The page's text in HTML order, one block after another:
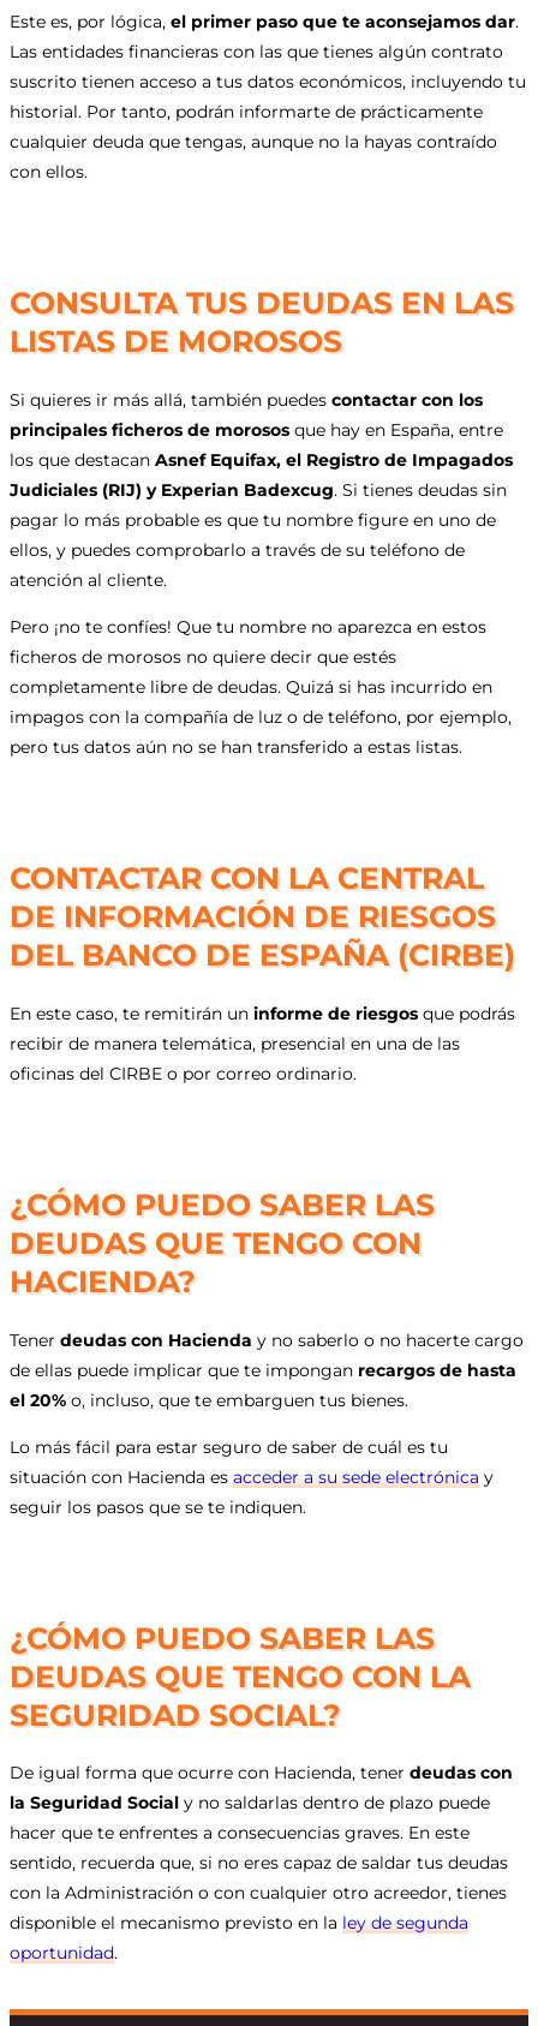
Este es, por lógica, el primer paso que te aconsejamos dar.
Las entidades financieras con las que tienes algún contrato
suscrito tienen acceso a tus datos económicos, incluyendo tu
historial. Por tanto, podrán informarte de prácticamente
cualquier deuda que tengas, aunque no la hayas contraído
con ellos.
CONSULTA TUS DEUDAS EN LAS
LISTAS DE MOROSOS
Si quieres ir más allá, también puedes contactar con los
principales ficheros de morosos que hay en España, entre
los que destacan Asnef Equifax, el Registro de Impagados
Judiciales (RIJ) y Experian Badexcug. Si tienes deudas sin
pagar lo más probable es que tu nombre figure en uno de
ellos, y puedes comprobarlo a través de su teléfono de
atención al cliente.
Pero ¡no te confíes! Que tu nombre no aparezca en estos
ficheros de morosos no quiere decir que estés
completamente libre de deudas. Quizá si has incurrido en
impagos con la compañía de luz o de teléfono, por ejemplo,
pero tus datos aún no se han transferido a estas listas.
CONTACTAR CON LA CENTRAL
DE INFORMACIÓN DE RIESGOS
DEL BANCO DE ESPAÑA (CIRBE)
En este caso, te remitirán un informe de riesgos que podrás
recibir de manera telemática, presencial en una de las
oficinas del CIRBE o por correo ordinario.
¿CÓMO PUEDO SABER LAS
DEUDAS QUE TENGO CON
HACIENDA?
Tener deudas con Hacienda y no saberlo o no hacerte cargo
de ellas puede implicar que te impongan recargos de hasta
el 20% o, incluso, que te embarguen tus bienes.
Lo más fácil para estar seguro de saber de cuál es tu
situación con Hacienda es acceder a su sede electrónica y
seguir los pasos que se te indiquen.
¿CÓMO PUEDO SABER LAS
DEUDAS QUE TENGO CON LA
SEGURIDAD SOCIAL?
De igual forma que ocurre con Hacienda, tener deudas con
la Seguridad Social y no saldarlas dentro de plazo puede
hacer que te enfrentes a consecuencias graves. En este
sentido, recuerda que, si no eres capaz de saldar tus deudas
con la Administración o con cualquier otro acreedor, tienes
disponible el mecanismo previsto en la ley de segunda
oportunidad.